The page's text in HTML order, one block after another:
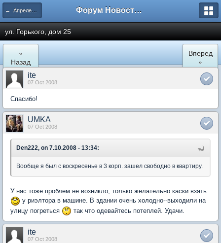
← Апрелевка Форум Новостройки
ул. Горького, дом 25
«
Назад
Вперед
»
ite
07 Oct 2008
Спасибо!
UMKA
07 Oct 2008
Den222, on 7.10.2008 - 13:34:
Вообще я был с воскресенье в 3 корп. зашел свободно в квартиру.
У нас тоже проблем не возникло, только желательно каски взять
у риэлтора в машине. В здании очень холодно--выходили на
улицу погреться
так что одевайтесь потеплей. Удачи.
ite
07 Oct 2008